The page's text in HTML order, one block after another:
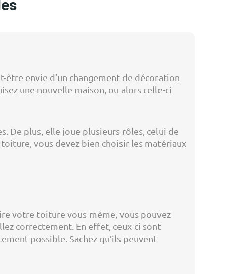
envie d’un changement de décoration
une nouvelle maison, ou alors celle-ci
De plus, elle joue plusieurs rôles, celui de
vous devez bien choisir les matériaux
votre toiture vous-même, vous pouvez
correctement. En effet, ceux-ci sont
possible. Sachez qu’ils peuvent